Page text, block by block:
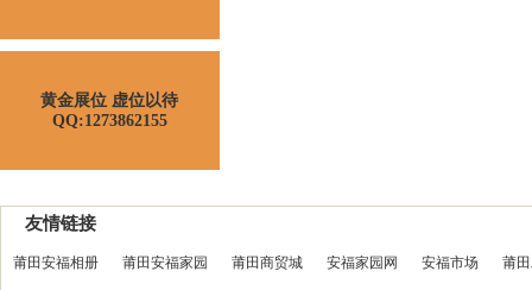
黄金展位 虚位以待
QQ:1273862155
友情链接
莆田安福相册 莆田安福家园 莆田商贸城 安福家园网 安福市场 莆